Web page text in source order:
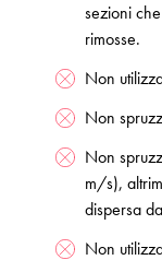
sezioni
rimosse.
Non
Non
Non
m/s),
dispersa
Non